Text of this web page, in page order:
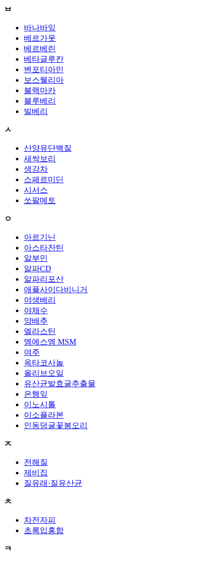
ㅂ
바나바잎
베르가못
베르베린
베타글루칸
벤포티아민
보스웰리아
블랙마카
블루베리
빌베리
ㅅ
산양유단백질
새싹보리
생강차
스페르미딘
시서스
쏘팔메토
ㅇ
아르기닌
아스타잔틴
알부민
알파CD
알파리포산
애플사이다비니거
야생베리
야채수
양배추
엘라스틴
엠에스엠 MSM
여주
옥타코사놀
올리브오일
유산균발효굴추출물
은행잎
이노시톨
이소플라본
인동덩굴꽃봉오리
ㅈ
전해질
제비집
질유래·질유산균
ㅊ
차전자피
초록입홍합
ㅋ